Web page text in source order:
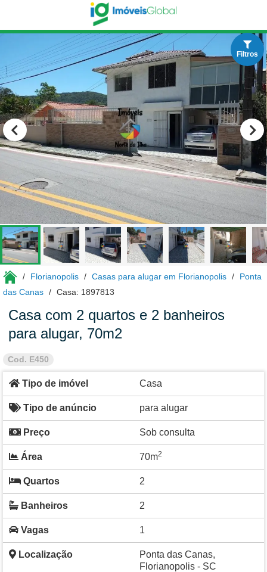
Florianopolis Casas para alugar em Florianopolis
Ponta
das Canas
Casa: 1897813
Casa com 2 quartos e 2 banheiros
para alugar, 70m2
Cod. E450
Tipo de imóvel Casa
Tipo de anúncio para alugar
Preço Sob consulta
Área 70m2
Quartos 2
Banheiros 2
Vagas 1
Localização
Ponta das Canas,
Florianopolis - SC
Filtros